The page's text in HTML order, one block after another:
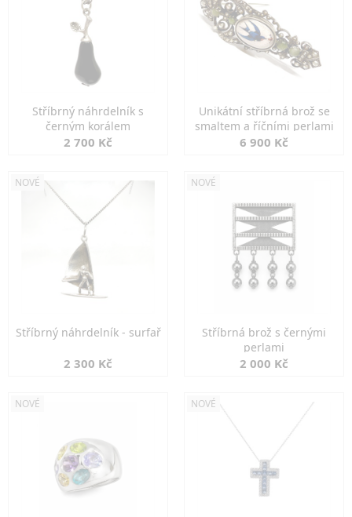
Stříbrný náhrdelník s
černým korálem
2 700 Kč
Unikátní stříbrná brož se
smaltem a říčními perlami
6 900 Kč
NOVÉ
Stříbrný náhrdelník - surfař
2 300 Kč
NOVÉ
Stříbrná brož s černými
perlami
2 000 Kč
NOVÉ NOVÉ